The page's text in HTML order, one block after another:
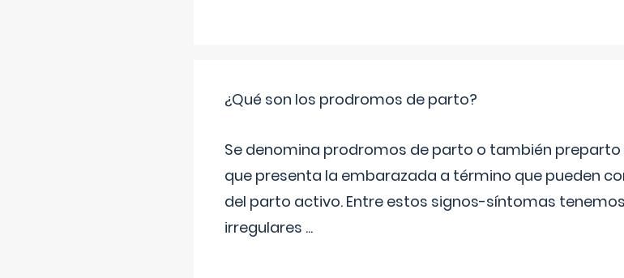
¿Qué son los prodromos de parto?
Se denomina prodromos de parto o también
que presenta la embarazada a término que pueden
del parto activo. Entre estos signos-síntomas
irregulares ...